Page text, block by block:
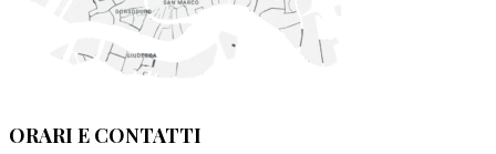
ORARI E CONTATTI